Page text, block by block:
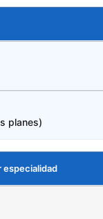
planes)
especialidad